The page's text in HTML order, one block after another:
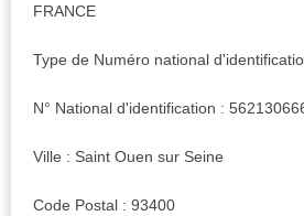
FRANCE
Type de Numéro national
N° National d'identification :
Ville : Saint Ouen sur Seine
Code Postal : 93400